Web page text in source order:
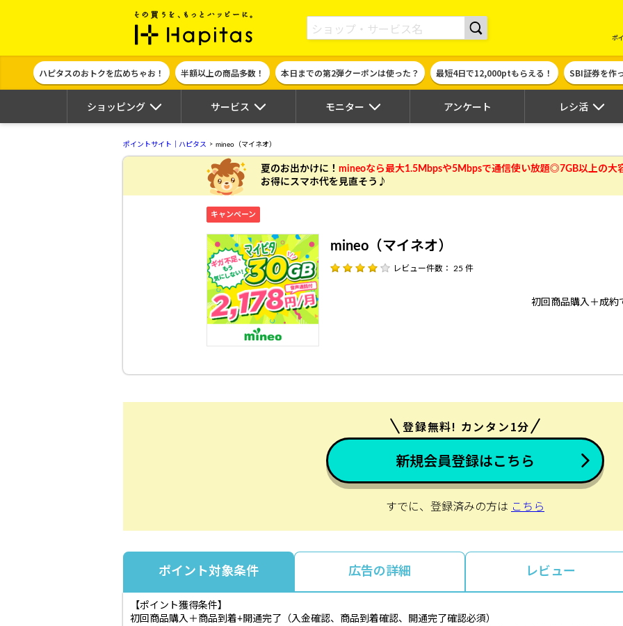
ポイント貯めて現金やギフト券に交換できるポイントサイト | ハピタス
ポ
ハピタスのおトクを広めちゃお！ 半額以上の商品多数！ 本日までの第2弾クーポンは使った？ 最短4日で12,000ptもらえる！ SBI証券を作
ショッピング サービス モニター アンケート レシ活
ポイントサイト｜ハピタス mineo（マイネオ）
夏のお出かけに！ mineoなら最大1.5Mbpsや5Mbpsで通信使い放題◎7GB以上の大
お得にスマホ代を見直そう♪
キャンペーン
mineo（マイネオ）
レビュー件数： 25 件
初回商品購入＋成約
登録無料! カンタン1分
新規会員登録はこちら
すでに、登録済みの方は こちら
ポイント対象条件 広告の詳細 レビュー
【ポイント獲得条件】
初回商品購入＋商品到着+開通完了（入金確認、商品到着確認、開通完了確認必須）